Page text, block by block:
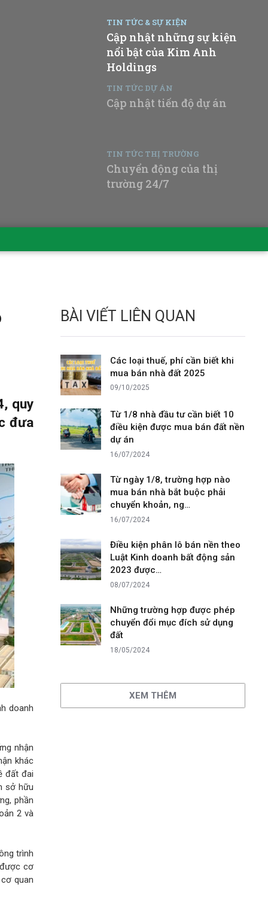
TIN TỨC & SỰ KIỆN
Cập nhật những sự kiện
nổi bật của Kim Anh
Holdings
TIN TỨC DỰ ÁN
Cập nhật tiến độ dự án
TIN TỨC THỊ TRƯỜNG
Chuyển động của thị
trường 24/7
quy
đưa
doanh
nhận
khác
đất đai
sở hữu
phần
2 và
trình
cơ
quan
BÀI VIẾT LIÊN QUAN
Các loại thuế, phí cần biết khi
mua bán nhà đất 2025
09/10/2025
Từ 1/8 nhà đầu tư cần biết 10
điều kiện được mua bán đất nền
dự án
16/07/2024
Từ ngày 1/8, trường hợp nào
mua bán nhà bắt buộc phải
chuyển khoản, ng…
16/07/2024
Điều kiện phân lô bán nền theo
Luật Kinh doanh bất động sản
2023 được…
08/07/2024
Những trường hợp được phép
chuyển đổi mục đích sử dụng
đất
18/05/2024
XEM THÊM